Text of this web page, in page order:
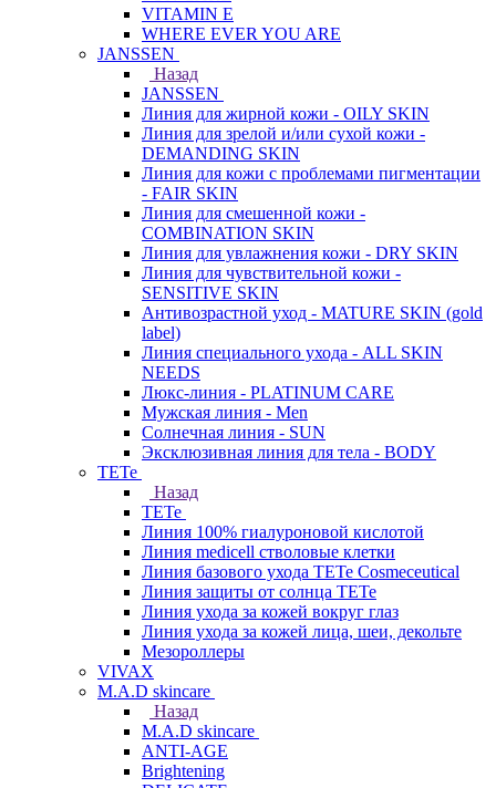
VITAMIN E
WHERE EVER YOU ARE
JANSSEN
Назад
JANSSEN
Линия для жирной кожи - OILY SKIN
Линия для зрелой и/или сухой кожи -
DEMANDING SKIN
Линия для кожи с проблемами пигментации
- FAIR SKIN
Линия для смешенной кожи -
COMBINATION SKIN
Линия для увлажнения кожи - DRY SKIN
Линия для чувствительной кожи -
SENSITIVE SKIN
Антивозрастной уход - MATURE SKIN (gold
label)
Линия специального ухода - ALL SKIN
NEEDS
Люкс-линия - PLATINUM CARE
Мужская линия - Men
Солнечная линия - SUN
Эксклюзивная линия для тела - BODY
TETe
Назад
TETe
Линия 100% гиалуроновой кислотой
Линия medicell стволовые клетки
Линия базового ухода TETe Cosmeceutical
Линия защиты от солнца TETe
Линия ухода за кожей вокруг глаз
Линия ухода за кожей лица, шеи, декольте
Мезороллеры
VIVAX
M.A.D skincare
Назад
M.A.D skincare
ANTI-AGE
Brightening